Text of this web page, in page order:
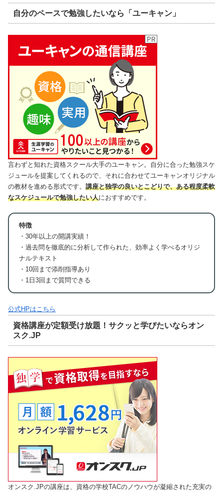
自分のペースで勉強したいなら「ユーキャン」
言わずと知れた資格スクール大手のユーキャン。自分に合った勉強スケ
ジュールを提案してくれるので、それに合わせてユーキャンオリジナル
の教材を進める形式です。 講座と独学の良いとこどりで、ある程度柔軟
なスケジュールで勉強したい人におすすめです。
特徴
・30年以上の開講実績！
・過去問を徹底的に分析して作られた、効率よく学べるオリジ
ナルテキスト
・10回まで添削指導あり
・1日3回まで質問できる
公式HPはこちら
資格講座が定額受け放題！サクッと学びたいならオン
スク.JP
オンスク.JPの講座は、資格の学校TACのノウハウが凝縮された充実の